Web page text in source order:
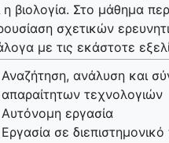
η βιολογία. Στο μάθημα
σχετικών
με τις εκάστοτε
Αναζήτηση, ανάλυση και
απαραίτητων τεχνολογιών
Αυτόνομη εργασία
Εργασία σε